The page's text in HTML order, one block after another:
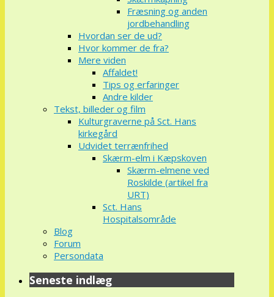
Fræsning og anden
jordbehandling
Hvordan ser de ud?
Hvor kommer de fra?
Mere viden
Affaldet!
Tips og erfaringer
Andre kilder
Tekst, billeder og film
Kulturgraverne på Sct. Hans
kirkegård
Udvidet terrænfrihed
Skærm-elm i Kæpskoven
Skærm-elmene ved
Roskilde (artikel fra
URT)
Sct. Hans
Hospitalsområde
Blog
Forum
Persondata
Seneste indlæg